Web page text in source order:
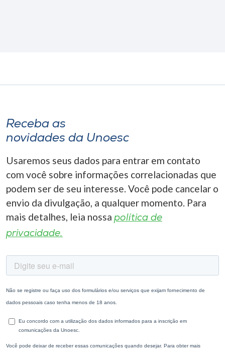
Receba as
novidades da Unoesc
Usaremos seus dados para entrar em contato
com você sobre informações correlacionadas que
podem ser de seu interesse. Você pode cancelar o
envio da divulgação, a qualquer momento. Para
mais detalhes, leia nossa política de
privacidade.